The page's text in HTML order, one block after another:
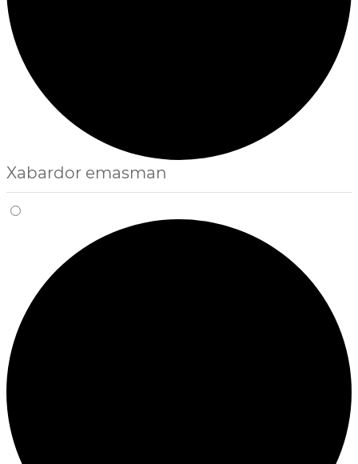
Xabardor emasman